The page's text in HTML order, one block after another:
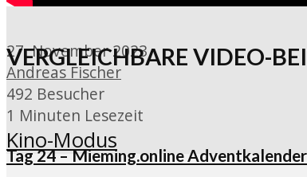
VERGLEICHBARE VIDEO-
Tag 24 – Mieming.online Adventkalender
27. November 2023
Andreas Fischer
492 Besucher
1 Minuten Lesezeit
Kino-Modus